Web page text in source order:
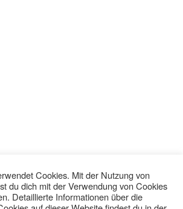
Cookies. Mit der Nutzung von
du dich mit der Verwendung von Cookies
Detaillierte Informationen über die